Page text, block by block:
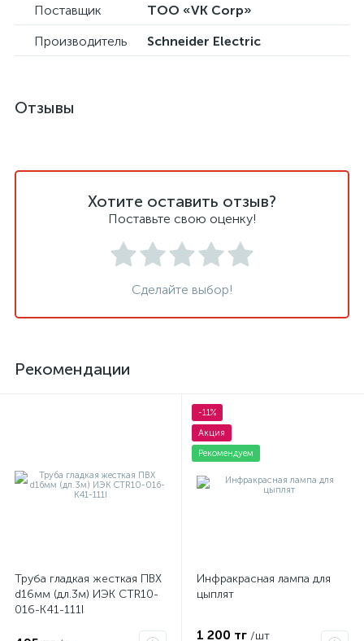
Поставщик
ТОО «VK Corp»
Производитель
Schneider Electric
Отзывы
Хотите оставить отзыв?
Поставьте свою оценку!
Сделайте выбор!
Рекомендации
Труба гладкая жесткая ПВХ
d16мм (дл.3м) ИЭК CTR10-
016-K41-111I
-11%
Акция
Рекомендуем
Инфракрасная лампа для
цыплят
1 200 тг /шт